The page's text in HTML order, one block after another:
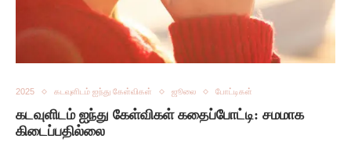
2025 கடவுளிடம் ஐந்து கேள்விகள் ஜூலை போட்டிகள்
கடவுளிடம் ஐந்து கேள்விகள் கதைப்போட்டி: சமமாக
கிடைப்பதில்லை